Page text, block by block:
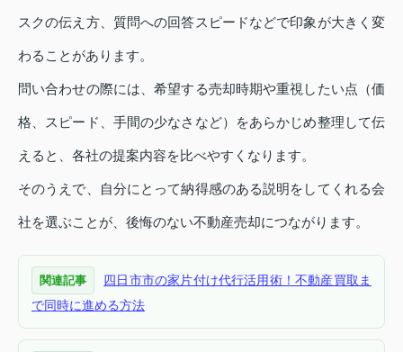
スクの伝え方、質問への回答スピードなどで印象が大きく変
わることがあります。
問い合わせの際には、希望する売却時期や重視したい点（価
格、スピード、手間の少なさなど）をあらかじめ整理して伝
えると、各社の提案内容を比べやすくなります。
そのうえで、自分にとって納得感のある説明をしてくれる会
社を選ぶことが、後悔のない不動産売却につながります。
関連記事
四日市市の家片付け代行活用術！不動産買取ま
で同時に進める方法